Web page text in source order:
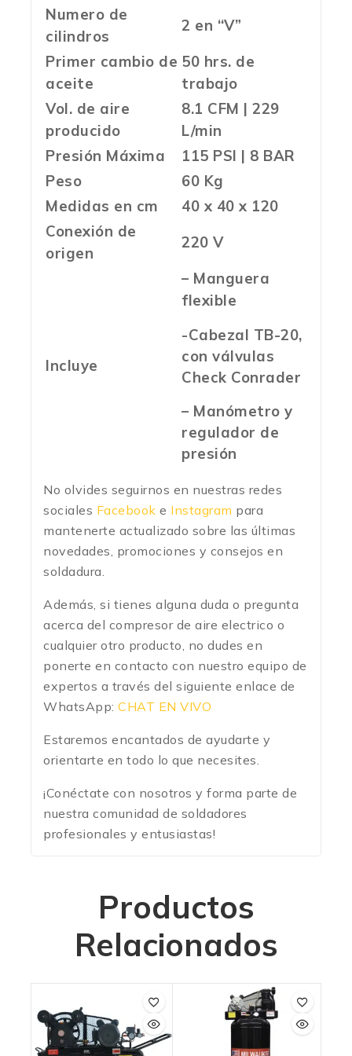
Numero de
cilindros
2 en “V”
Primer cambio de
aceite
50 hrs. de
trabajo
Vol. de aire
producido
8.1 CFM | 229
L/min
Presión Máxima
115 PSI | 8 BAR
Peso
60 Kg
Medidas en cm
40 x 40 x 120
Conexión de
origen
220 V
Incluye
– Manguera
flexible
-Cabezal TB-20,
con válvulas
Check Conrader
– Manómetro y
regulador de
presión
No olvides seguirnos en nuestras redes
sociales Facebook e Instagram para
mantenerte actualizado sobre las últimas
novedades, promociones y consejos en
soldadura.
Además, si tienes alguna duda o pregunta
acerca del compresor de aire electrico o
cualquier otro producto, no dudes en
ponerte en contacto con nuestro equipo de
expertos a través del siguiente enlace de
WhatsApp: CHAT EN VIVO
Estaremos encantados de ayudarte y
orientarte en todo lo que necesites.
¡Conéctate con nosotros y forma parte de
nuestra comunidad de soldadores
profesionales y entusiastas!
Productos
Relacionados